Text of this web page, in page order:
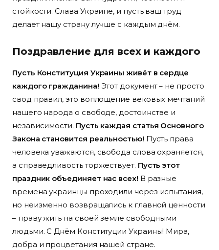
стойкости. Слава Украине, и пусть ваш труд
делает нашу страну лучше с каждым днём.
Поздравление для всех и каждого
Пусть Конституция Украины живёт в сердце
каждого гражданина! Этот документ – не просто
свод правил, это воплощение вековых мечтаний
нашего народа о свободе, достоинстве и
независимости. Пусть каждая статья Основного
Закона становится реальностью! Пусть права
человека уважаются, свобода слова охраняется,
а справедливость торжествует. Пусть этот
праздник объединяет нас всех! В разные
времена украинцы проходили через испытания,
но неизменно возвращались к главной ценности
– праву жить на своей земле свободными
людьми. С Днём Конституции Украины! Мира,
добра и процветания нашей стране.